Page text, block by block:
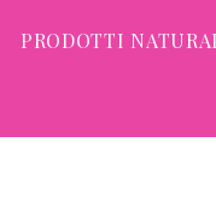
PRODOTTI